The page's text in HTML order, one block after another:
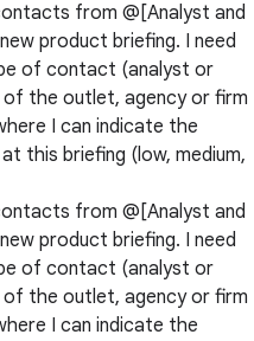
from @[Analyst and
product briefing. I need
of contact (analyst or
the outlet, agency or firm
I can indicate the
this briefing (low, medium,
from @[Analyst and
product briefing. I need
of contact (analyst or
the outlet, agency or firm
I can indicate the